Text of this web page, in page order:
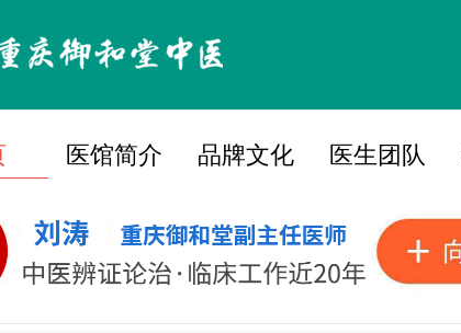
医馆简介 品牌文化 医生团队